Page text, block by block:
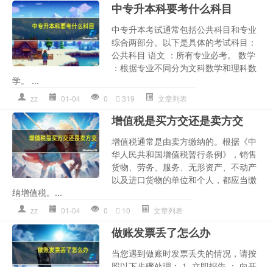
中专升本科要考什么科目
中专升本考试通常包括公共科目和专业
综合两部分。以下是具体的考试科目：
公共科目 语文 ：所有专业必考。 数学
：根据专业不同分为文科数学和理科数
学。 ...
zz 01-04 0 319 文章列表
增值税是买方交还是卖方交
增值税通常是由卖方缴纳的。根据《中
华人民共和国增值税暂行条例》，销售
货物、劳务、服务、无形资产、不动产
以及进口货物的单位和个人，都应当缴
纳增值税。...
zz 01-04 0 10 文章列表
做账发票丢了怎么办
当您遇到做账时发票丢失的情况，请按